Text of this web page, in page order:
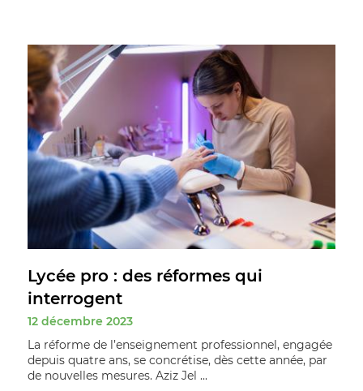
Lycée pro : des réformes qui
interrogent
12 décembre 2023
La réforme de l’enseignement professionnel, engagée
depuis quatre ans, se concrétise, dès cette année, par
de nouvelles mesures. Aziz Jel ...